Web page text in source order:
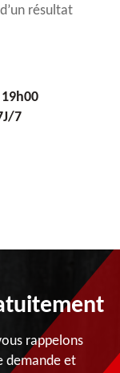
résultat
7
rappelons
demande et